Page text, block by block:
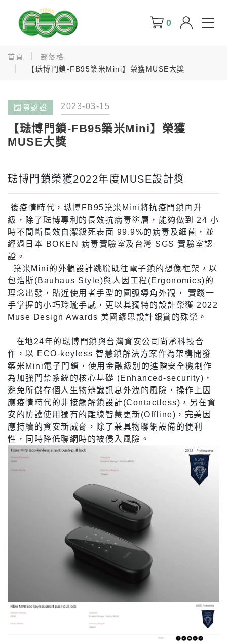
0
首頁
部落格
【琺博門鎖-FB95築米Mini】榮獲MUSE大獎
國際認證 2023-03-15
【琺博門鎖-FB95築米Mini】榮獲
MUSE大獎
琺博門鎖榮獲2022年度MUSE設計獎
後疫情時代，琺博FB95築米Mini將抗疫門鎖再升
級，除了琺博專利的長效抗病毒塗層，能夠做到 24 小
時不間斷長效自潔殺死表面 99.9%的病毒及細菌，並
經過日本 BOKEN 病毒實驗室及台灣 SGS 實驗室認
證。
築米Mini的外觀設計跳脫既往電子鎖的想像框架，以
包浩斯(Bauhaus Style)與人因工程(Ergonomics)的
理念出發，貼近使用者手型的圓弧導角外觀， 實踐一
手掌握的小巧玲瓏手感，更以其獨特的設計榮獲 2022
Muse Design Awards 美國繆思設計銀賞的殊榮。
在地24年的琺博門鎖與台灣資安公司尚承科技合
作，以 ECO-keyless 智慧鎖解決方案作為架構開發
築米Mini電子門鎖，使用金融級別的進階安全機制作
為加強門禁系統的核心基礎 (Enhanced-security)，
避免所儲存個人生物辨識訊息外洩的風險，操作上因
應疫情時代的非接觸解鎖設計(Contactless)，另在資
安的防護使用獨有的離線智慧更新(Offline)，完美因
應持續的資安新威脅，除了兼具物聯網設備的便利
性，同時降低聯網時的被侵入風險。